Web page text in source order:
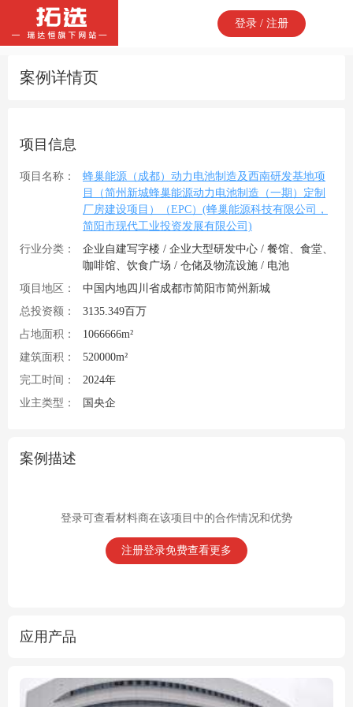
登录 / 注册
案例详情页
项目信息
项目名称：
蜂巢能源（成都）动力电池制造及西南研发基地项
目（简州新城蜂巢能源动力电池制造（一期）定制
厂房建设项目）（EPC）(蜂巢能源科技有限公司，
简阳市现代工业投资发展有限公司)
行业分类：
企业自建写字楼 / 企业大型研发中心 / 餐馆、食堂、
咖啡馆、饮食广场 / 仓储及物流设施 / 电池
项目地区：
中国内地四川省成都市简阳市简州新城
总投资额：
3135.349百万
占地面积：
1066666m²
建筑面积：
520000m²
完工时间：
2024年
业主类型：
国央企
案例描述
登录可查看材料商在该项目中的合作情况和优势
注册登录免费查看更多
应用产品